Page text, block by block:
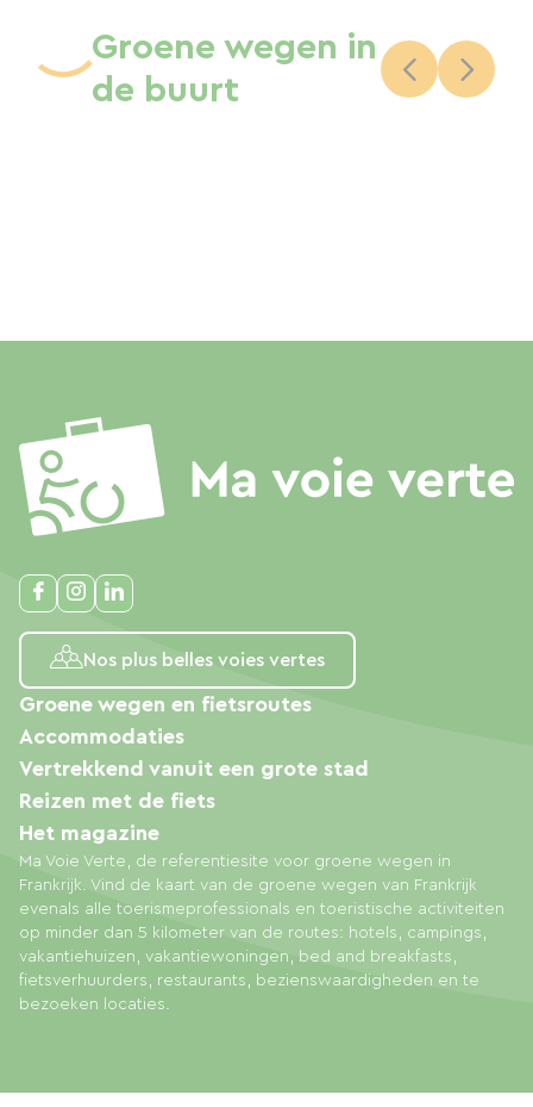
Groene wegen in
de buurt
Nos plus belles voies vertes
Ma Voie Verte, de referentiesite voor groene wegen in
Frankrijk. Vind de kaart van de groene wegen van Frankrijk
evenals alle toerismeprofessionals en toeristische activiteiten
op minder dan 5 kilometer van de routes: hotels, campings,
vakantiehuizen, vakantiewoningen, bed and breakfasts,
fietsverhuurders, restaurants, bezienswaardigheden en te
bezoeken locaties.
Groene wegen en fietsroutes
Accommodaties
Vertrekkend vanuit een grote stad
Reizen met de fiets
Het magazine